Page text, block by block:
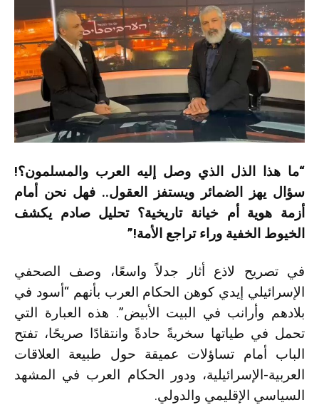
“ما هذا الذل الذي وصل إليه العرب والمسلمون؟!
سؤال يهز الضمائر ويستفز العقول.. فهل نحن أمام
أزمة هوية أم خيانة تاريخية؟ تحليل صادم يكشف
الخيوط الخفية وراء تراجع الأمة!”
في تصريح لاذع أثار جدلاً واسعًا، وصف الصحفي
الإسرائيلي إيدي كوهن الحكام العرب بأنهم “أسود في
بلادهم وأرانب في البيت الأبيض”. هذه العبارة التي
تحمل في طياتها سخريةً حادةً وانتقادًا صريحًا، تفتح
الباب أمام تساؤلات عميقة حول طبيعة العلاقات
العربية-الإسرائيلية، ودور الحكام العرب في المشهد
السياسي الإقليمي والدولي.